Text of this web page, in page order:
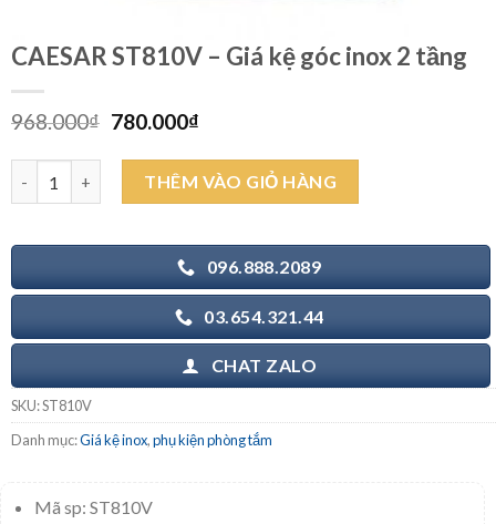
CAESAR ST810V – Giá kệ góc inox 2 tầng
968.000₫ Giá
là:
968.000₫.
780.000₫Giá
tại
là:
780.000₫.
CAESAR ST810V - Giá kệ góc inox 2 tầng số lượng
THÊM VÀO GIỎ HÀNG
096.888.2089
03.654.321.44
CHAT ZALO
SKU:ST810V
Danh mục:Giá kệ inox,phụ kiện phòng tắm
Mã sp: ST810V